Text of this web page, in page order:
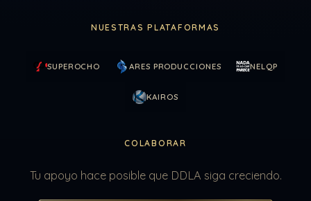
NUESTRAS PLATAFORMAS
SUPEROCHO ARES PRODUCCIONES NELQP
KAIROS
COLABORAR
Tu apoyo hace posible que DDLA siga creciendo.